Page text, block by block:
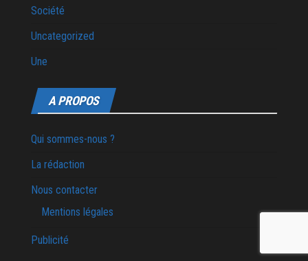
Société
Uncategorized
Une
A PROPOS
Qui sommes-nous ?
La rédaction
Nous contacter
Mentions légales
Publicité